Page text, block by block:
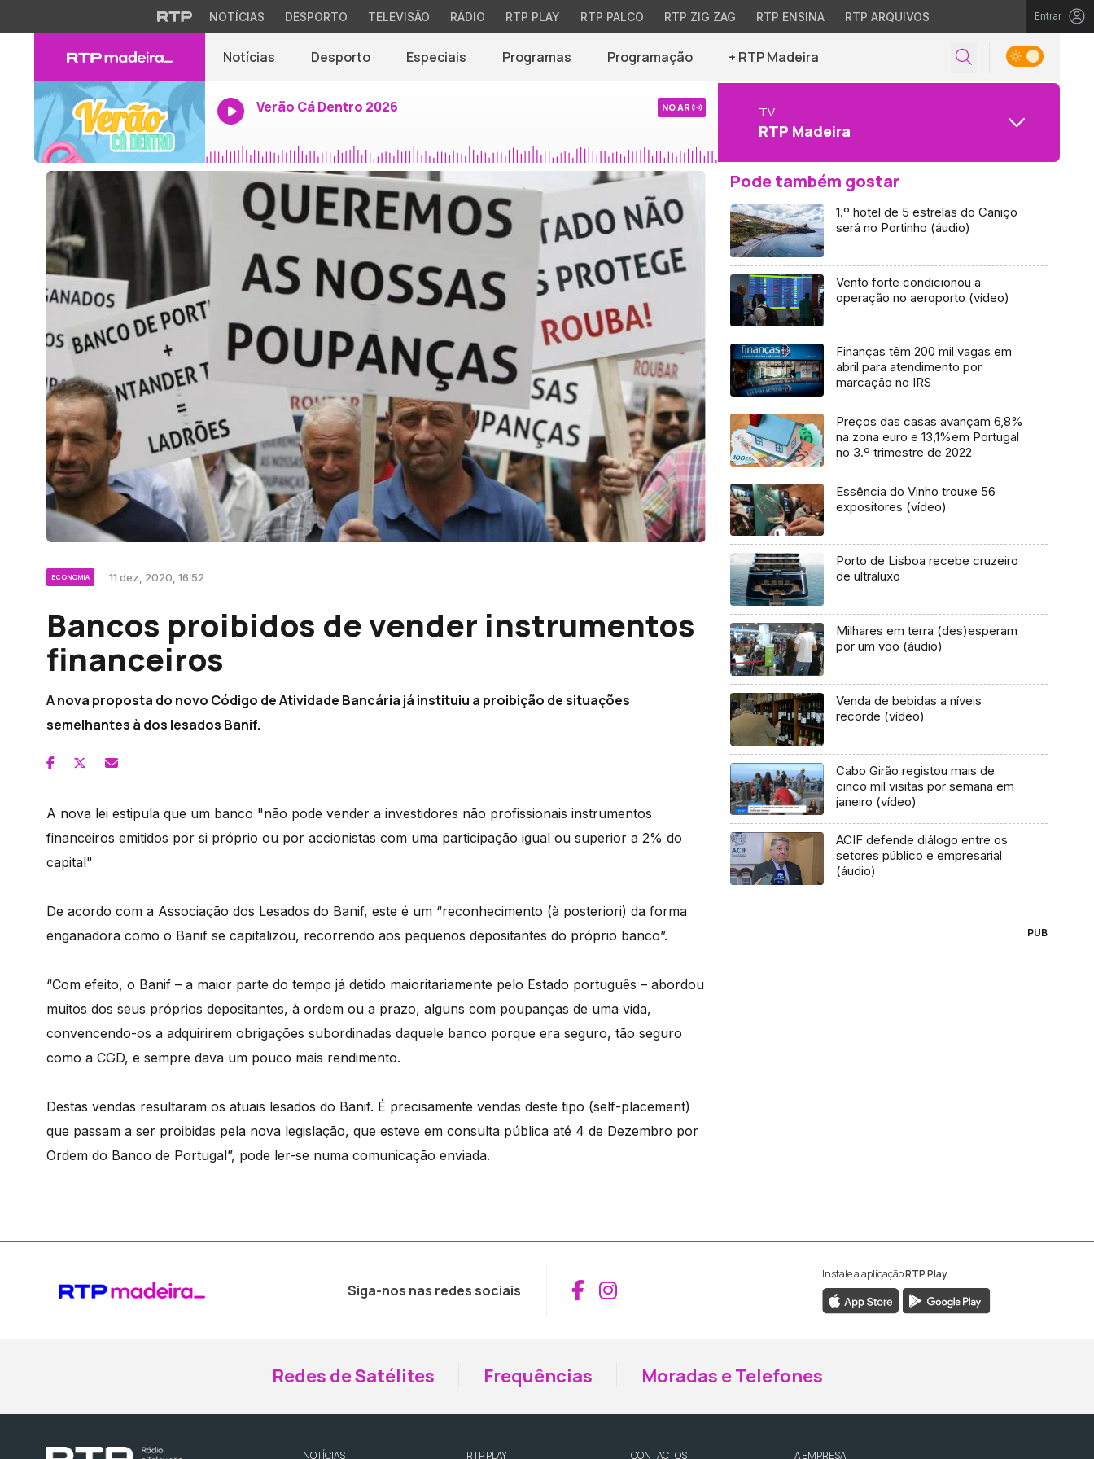
NOTÍCIAS DESPORTO TELEVISÃO RÁDIO RTP PLAY RTP PALCO RTP ZIG ZAG RTP ENSINA RTP ARQUIVOS Entrar
Notícias Desporto Especiais Programas Programação + RTP Madeira
Verão Cá Dentro 2026 NO AR TV
RTP Madeira
ECONOMIA 11 dez, 2020, 16:52
Bancos proibidos de vender instrumentos
financeiros
A nova proposta do novo Código de Atividade Bancária já instituiu a proibição de situações
semelhantes à dos lesados Banif.
A nova lei estipula que um banco "não pode vender a investidores não profissionais instrumentos
financeiros emitidos por si próprio ou por accionistas com uma participação igual ou superior a 2% do
capital"
De acordo com a Associação dos Lesados do Banif, este é um “reconhecimento (à posteriori) da forma
enganadora como o Banif se capitalizou, recorrendo aos pequenos depositantes do próprio banco”.
“Com efeito, o Banif – a maior parte do tempo já detido maioritariamente pelo Estado português – abordou
muitos dos seus próprios depositantes, à ordem ou a prazo, alguns com poupanças de uma vida,
convencendo-os a adquirirem obrigações subordinadas daquele banco porque era seguro, tão seguro
como a CGD, e sempre dava um pouco mais rendimento.
Destas vendas resultaram os atuais lesados do Banif. É precisamente vendas deste tipo (self-placement)
que passam a ser proibidas pela nova legislação, que esteve em consulta pública até 4 de Dezembro por
Ordem do Banco de Portugal”, pode ler-se numa comunicação enviada.
Pode também gostar
1.º hotel de 5 estrelas do Caniço
será no Portinho (áudio)
Vento forte condicionou a
operação no aeroporto (vídeo)
Finanças têm 200 mil vagas em
abril para atendimento por
marcação no IRS
Preços das casas avançam 6,8%
na zona euro e 13,1%em Portugal
no 3.º trimestre de 2022
Essência do Vinho trouxe 56
expositores (vídeo)
Porto de Lisboa recebe cruzeiro
de ultraluxo
Milhares em terra (des)esperam
por um voo (áudio)
Venda de bebidas a níveis
recorde (vídeo)
Cabo Girão registou mais de
cinco mil visitas por semana em
janeiro (vídeo)
ACIF defende diálogo entre os
setores público e empresarial
(áudio)
PUB
Siga-nos nas redes sociais Aceder ao Facebook da RTP Madeira
Aceder ao Instagram da RTP Madeira
Instale a aplicaçãoRTP Play
Redes de Satélites Frequências Moradas e Telefones
NOTÍCIAS RTP PLAY CONTACTOS A EMPRESA